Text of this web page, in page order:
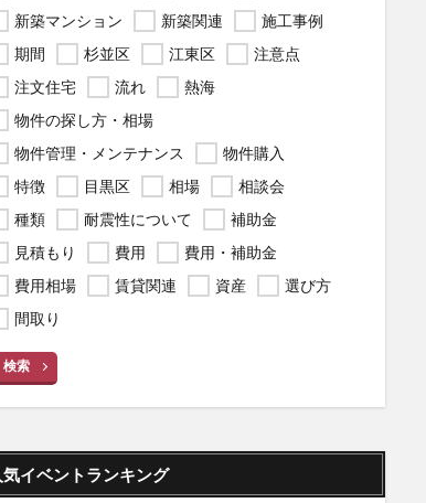
新築マンション
新築関連
施工事例
期間
杉並区 江東区
注意点
注文住宅
流れ
熱海
物件の探し方・相場
物件管理・メンテナンス
物件購入
特徴
目黒区 相場
相談会
種類
耐震性について
補助金
見積もり
費用
費用・補助金
費用相場
賃貸関連 資産
選び方
間取り
検索
気イベントランキング